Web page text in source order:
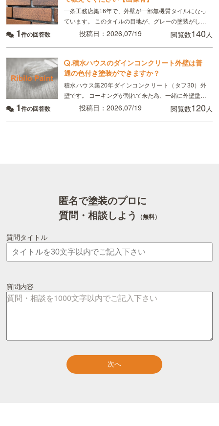
匿名で塗装のプロに
質問・相談しよう （無料）
質問タイトル
質問内容
一条工務店築16年で、外壁が一部無機質タイルになっ
ています。 このタイルの目地が、グレーの塗装がして
あるのですが、かなり禿げてしまっていてるので補修
1件の回答数 投稿日：2026,07/19 閲覧数140人
.積水ハウスのダインコンクリート外壁は普
通の色付き塗装ができますか？
積水ハウス築20年ダインコンクリート（タフ30）外
壁です。 コーキングが割れて来た為、一緒に外壁塗装
を検討しています。 地元の塗装屋に依頼したいのです
1件の回答数 投稿日：2026,07/19 閲覧数120人